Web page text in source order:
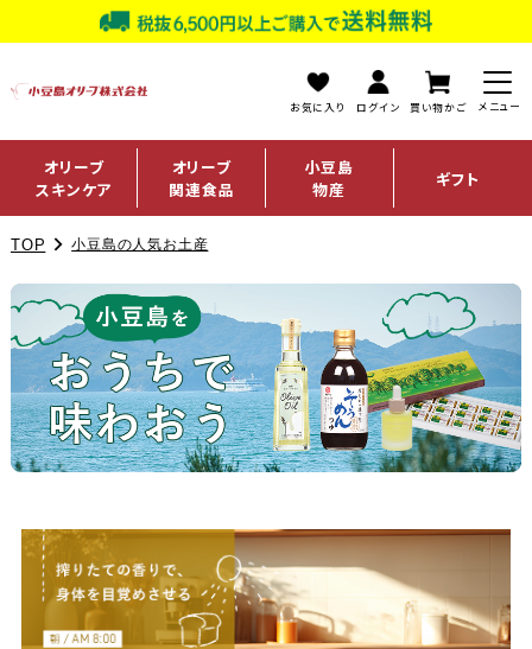
お気に入り ログイン 買い物かご
オリーブ
スキンケア
オリーブ
関連食品
小豆島
物産
ギフト
TOP 小豆島の人気お土産